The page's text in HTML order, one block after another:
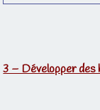
3 – Développer des